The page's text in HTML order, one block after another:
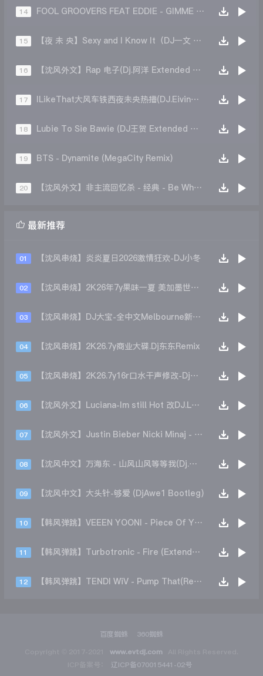
14 FOOL GROOVERS FEAT EDDIE - GIMME MORE(DJ子剑 MIX)
15 【夜 未 央】Sexy and I Know It（DJ一文 Mix）
16 【沈风外文】Rap 电子(Dj.阿洋 Extended Mix)
17 ILikeThat大风车铁西夜未央热播(DJ.Eivin一文ExtendedMix)
18 Lubie To Sie Bawie (DJ王贺 Extended Mix)
19 BTS - Dynamite (MegaCity Remix)
20 【沈风外文】非主流回忆杀 - 经典 - Be What You Wanna Be(齐齐哈尔DJ小志2K25Bootleg)
 最新推荐
01 【沈风串烧】炎炎夏日2026激情狂欢-DJ小冬
02 【沈风串烧】2K26年7y果味一夏 美加墨世界杯主题跳舞派对专辑 - Dj.阿帅
03 【沈风串烧】DJ大宝-全中文Melbourne新弹跳一飞冲天重低音上劲风暴MUSIC慢摇大碟
04 【沈风串烧】2K26.7y商业大碟.Dj东东Remix
05 【沈风串烧】2K26.7y16r口水干声修改-Dj东东Remix
06 【沈风外文】Luciana-Im still Hot 改DJ.LoZe
07 【沈风外文】Justin Bieber Nicki Minaj - Beauty And A Beat (DjHope小春 Extended Mix)
08 【沈风中文】万海东 - 山风山风等等我(Dj.阿洋 Extended Mix)
09 【沈风中文】大头针-够爱 (DjAwe1 Bootleg)
10 【韩风弹跳】VEEEN YOONI - Piece Of Your Heart (Remix)
11 【韩风弹跳】Turbotronic - Fire (Extended Mix)
12 【韩风弹跳】TENDI WiV - Pump That(Remix)
百度蜘蛛 360蜘蛛
www.evtdj.com
辽ICP备070015441-02号